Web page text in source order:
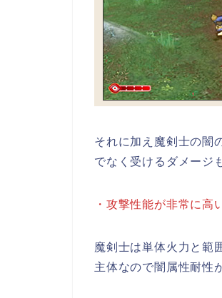
それに加え魔剣士の闇
でなく受けるダメージ
・攻撃性能が非常に高
魔剣士は単体火力と範
主体なので闇属性耐性